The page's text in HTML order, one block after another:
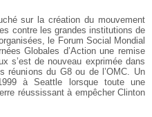
sur la création du mouvement
contre les grandes institutions de
le Forum Social Mondial
Globales d’Action une remise
s’est de nouveau exprimée dans
réunions du G8 ou de l’OMC. Un
à Seattle lorsque toute une
réussissant à empêcher Clinton